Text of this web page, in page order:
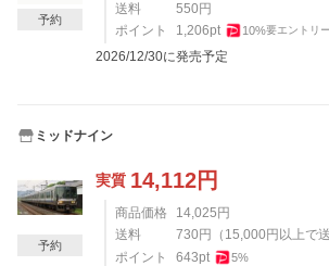
送料
550 円
ポイント
1,206pt 10%要エントリー
2026/12/30に発売予定
予約
ミッドナイン
実質 14,112円
商品価格 14,025 円
送料
730 円 （ 15,000 円以上で
ポイント
643pt 5%
予約